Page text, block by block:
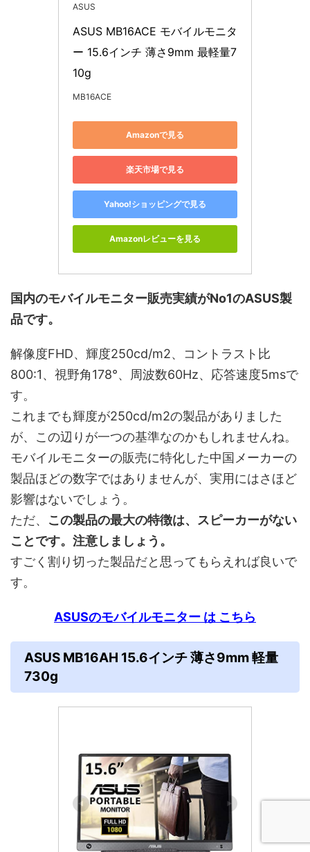
ASUS
ASUS MB16ACE モバイルモニタ
ー 15.6インチ 薄さ9mm 最軽量7
10g
MB16ACE
Amazonで見る
楽天市場で見る
Yahoo!ショッピングで見る
Amazonレビューを見る
国内のモバイルモニター販売実績がNo1のASUS製
品です。
解像度FHD、輝度250cd/m2、コントラスト比
800:1、視野角178°、周波数60Hz、応答速度5msで
す。
これまでも輝度が250cd/m2の製品がありました
が、この辺りが一つの基準なのかもしれませんね。
モバイルモニターの販売に特化した中国メーカーの
製品ほどの数字ではありませんが、実用にはさほど
影響はないでしょう。
ただ、 この製品の最大の特徴は、スピーカーがない
ことです。注意しましょう。
すごく割り切った製品だと思ってもらえれば良いで
す。
ASUSのモバイルモニター は こちら
ASUS MB16AH 15.6インチ 薄さ9mm 軽量
730g